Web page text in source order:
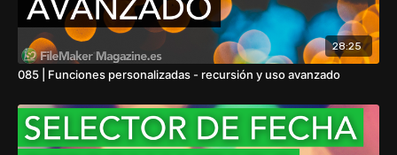
28:25
085 | Funciones personalizadas - recursión y uso avanzado